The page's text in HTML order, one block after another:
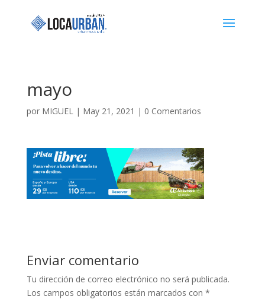
mayo
por MIGUEL| May 21, 2021 | 0 Comentarios
Enviar comentario
Tu dirección de correo electrónico no será publicada.
Los campos obligatorios están marcados con *